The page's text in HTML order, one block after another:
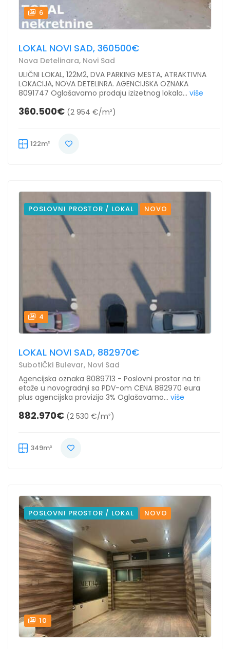
6
LOKAL NOVI SAD, 360500€
Nova Detelinara, Novi Sad
ULIČNI LOKAL, 122M2, DVA PARKING MESTA, ATRAKTIVNA
LOKACIJA, NOVA DETELINRA. AGENCIJSKA OZNAKA
8091747 Oglašavamo prodaju izizetnog lokala... više
360.500€ (2 954 €/m²)
122m²
POSLOVNI PROSTOR / LOKAL NOVO
4
LOKAL NOVI SAD, 882970€
SubotiČki Bulevar, Novi Sad
Agencijska oznaka 8089713 - Poslovni prostor na tri
etaže u novogradnji sa PDV-om CENA 882970 eura
plus agencijska provizija 3% Oglašavamo... više
882.970€ (2 530 €/m²)
349m²
POSLOVNI PROSTOR / LOKAL NOVO
10